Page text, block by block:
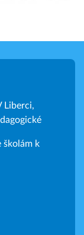
Liberci,
školám k